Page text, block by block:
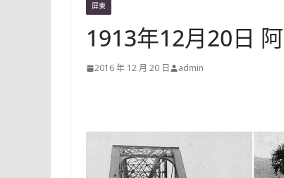
屏東
1913年12月20日
2016 年 12 月 20 日 admin